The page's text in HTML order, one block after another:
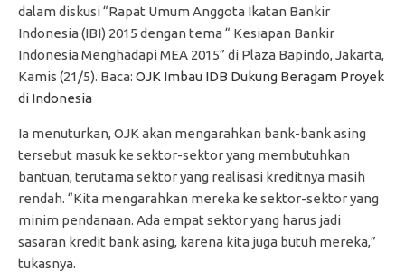
dalam diskusi “Rapat Umum Anggota Ikatan Bankir
Indonesia (IBI) 2015 dengan tema “ Kesiapan Bankir
Indonesia Menghadapi MEA 2015” di Plaza Bapindo, Jakarta,
Kamis (21/5). Baca: OJK Imbau IDB Dukung Beragam Proyek
di Indonesia
Ia menuturkan, OJK akan mengarahkan bank-bank asing
tersebut masuk ke sektor-sektor yang membutuhkan
bantuan, terutama sektor yang realisasi kreditnya masih
rendah. “Kita mengarahkan mereka ke sektor-sektor yang
minim pendanaan. Ada empat sektor yang harus jadi
sasaran kredit bank asing, karena kita juga butuh mereka,”
tukasnya.